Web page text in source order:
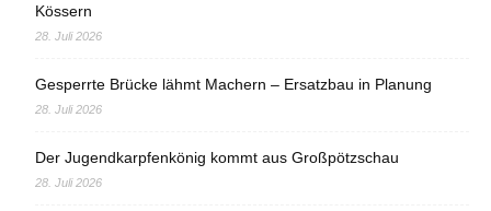
Kössern
28. Juli 2026
Gesperrte Brücke lähmt Machern – Ersatzbau in Planung
28. Juli 2026
Der Jugendkarpfenkönig kommt aus Großpötzschau
28. Juli 2026